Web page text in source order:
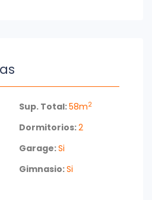
Sup. Total:58m2
Dormitorios:2
Garage:Si
Gimnasio:Si